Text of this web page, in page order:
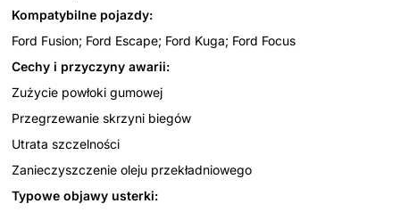
Kompatybilne pojazdy:
Ford Fusion; Ford Escape; Ford Kuga; Ford Focus
Cechy i przyczyny awarii:
Zużycie powłoki gumowej
Przegrzewanie skrzyni biegów
Utrata szczelności
Zanieczyszczenie oleju przekładniowego
Typowe objawy usterki: